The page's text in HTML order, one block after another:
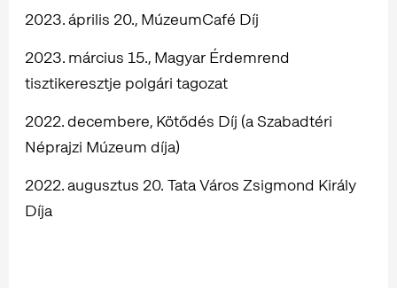
2023. április 20., MúzeumCafé Díj
2023. március 15., Magyar Érdemrend
tisztikeresztje polgári tagozat
2022. decembere, Kötődés Díj (a Szabadtéri
Néprajzi Múzeum díja)
2022. augusztus 20. Tata Város Zsigmond Király
Díja